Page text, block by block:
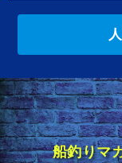
船釣りマ